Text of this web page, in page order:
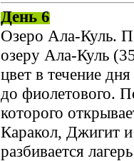
День 6
Озеро Ала-Куль.
озеру Ала-Куль
цвет в течение
до фиолетового.
которого
Каракол, Джигит
разбивается